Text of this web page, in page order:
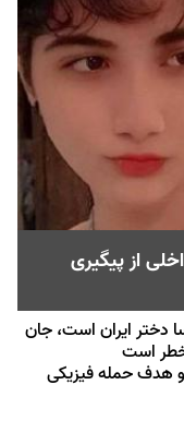
از پیگیری
دختر ایران است، جان
خطر است
هدف حمله فیزیکی